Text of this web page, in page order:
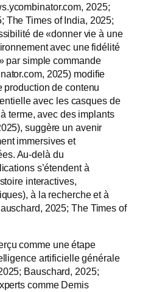
2025;
The Times of India, 2025;
de «donner vie à une
avec une fidélité
par simple commande
2025) modifie
production de contenu
avec les casques de
terme, avec des implants
suggère un avenir
immersives et
Au-delà du
s’étendent à
interactives,
à la recherche et à
2025; The Times of
comme une étape
artificielle générale
Bauschard, 2025;
comme Demis